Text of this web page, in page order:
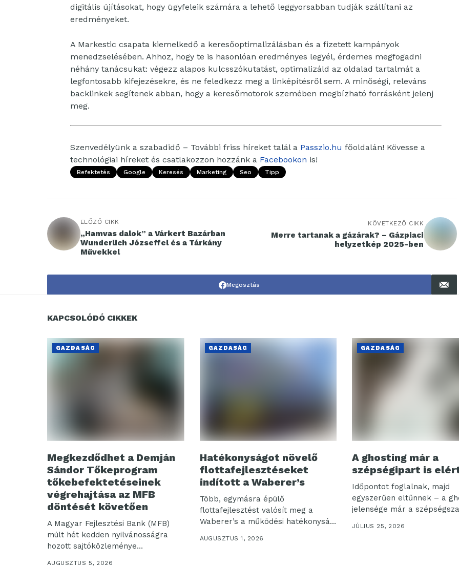
digitális újításokat, hogy ügyfeleik számára a lehető leggyorsabban tudják szállítani az
eredményeket.
A Markestic csapata kiemelkedő a keresőoptimalizálásban és a fizetett kampányok
menedzselésében. Ahhoz, hogy te is hasonlóan eredményes legyél, érdemes megfogadni
néhány tanácsukat: végezz alapos kulcsszókutatást, optimalizáld az oldalad tartalmát a
legfontosabb kifejezésekre, és ne feledkezz meg a linképítésről sem. A minőségi, releváns
backlinkek segítenek abban, hogy a keresőmotorok szemében megbízható forrásként jelenj
meg.
Szenvedélyünk a szabadidő – További friss híreket talál a Passzio.hu főoldalán! Kövesse a
technológiai híreket és csatlakozzon hozzánk a Facebookon is!
Befektetés Google Keresés Marketing Seo Tipp
ELŐZŐ CIKK
„Hamvas dalok” a Várkert Bazárban
Wunderlich Józseffel és a Tárkány
Művekkel
KÖVETKEZŐ CIKK
Merre tartanak a gázárak? – Gázpiaci
helyzetkép 2025-ben
Megosztás
KAPCSOLÓDÓ CIKKEK
GAZDASÁG
Megkezdődhet a Demján
Sándor Tőkeprogram
tőkebefektetéseinek
végrehajtása az MFB
döntését követően
A Magyar Fejlesztési Bank (MFB)
múlt hét kedden nyilvánosságra
hozott sajtóközleménye
AUGUSZTUS 5, 2026
GAZDASÁG
Hatékonyságot növelő
flottafejlesztéseket
indított a Waberer’s
Több, egymásra épülő
flottafejlesztést valósít meg a
Waberer’s a működési hatékonyság,
AUGUSZTUS 1, 2026
GAZDASÁG
A ghosting már a
szépségipart is
Időpontot foglalnak, majd
egyszerűen eltűnnek – a
jelensége már a
JÚLIUS 25, 2026